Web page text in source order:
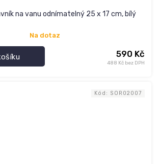
na vanu odnímatelný 25 x 17 cm, bílý
Na dotaz
488 Kč bez DPH
590 Kč
Kód: SOR02007